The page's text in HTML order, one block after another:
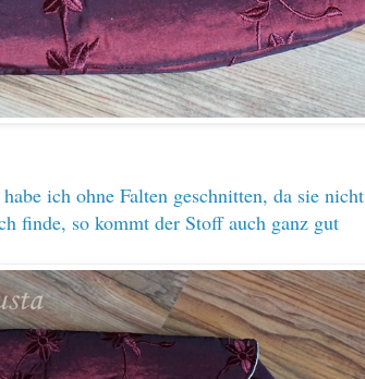
ich ohne Falten geschnitten, da sie nicht
finde, so kommt der Stoff auch ganz gut